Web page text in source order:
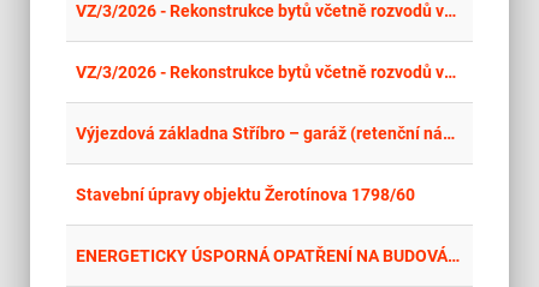
VZ/3/2026 - Rekonstrukce bytů včetně rozvodů vody, kanalizace a vytápění v bytovém domě nám. Svobody 728/1 - II. etapa
VZ/3/2026 - Rekonstrukce bytů včetně rozvodů vody, kanalizace a vytápění v bytovém domě nám. Svobody 728/1 - II. etapa
Výjezdová základna Stříbro – garáž (retenční nádrž)
Stavební úpravy objektu Žerotínova 1798/60
ENERGETICKY ÚSPORNÁ OPATŘENÍ NA BUDOVÁCH KAMPUSU A ŘEŠENÍ JEJICH BEZBARIÉROVOSTI